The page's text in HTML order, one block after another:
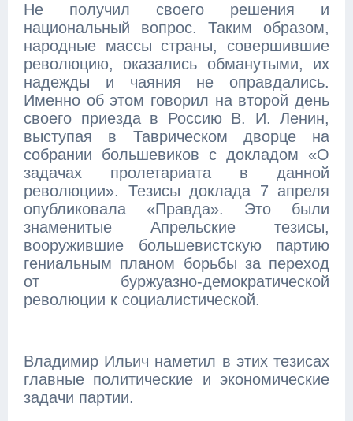
Не получил своего решения и
национальный вопрос. Таким образом,
народные массы страны, совершившие
революцию, оказались обманутыми, их
надежды и чаяния не оправдались.
Именно об этом говорил на второй день
своего приезда в Россию В. И. Ленин,
выступая в Таврическом дворце на
собрании большевиков с докладом «О
задачах пролетариата в данной
революции». Тезисы доклада 7 апреля
опубликовала «Правда». Это были
знаменитые Апрельские тезисы,
вооружившие большевистскую партию
гениальным планом борьбы за переход
от буржуазно-демократической
революции к социалистической.
Владимир Ильич наметил в этих тезисах
главные политические и экономические
задачи партии.